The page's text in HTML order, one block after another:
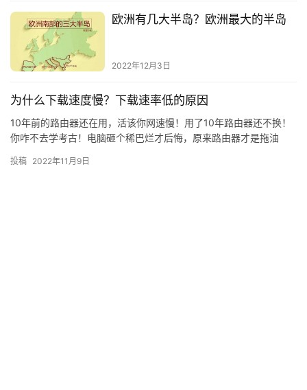
欧洲有几大半岛？欧洲最大的半岛
2022年12月3日
为什么下载速度慢？下载速率低的原因
10年前的路由器还在用，活该你网速慢！用了10年路由器还不换！
你咋不去学考古！电脑砸个稀巴烂才后悔，原来路由器才是拖油
要…
投稿 2022年11月9日